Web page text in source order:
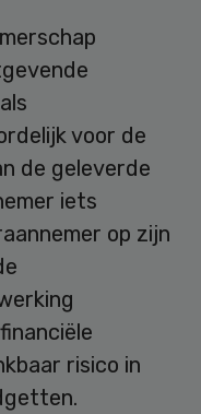
voor de
de geleverde
iets
op zijn
risico in